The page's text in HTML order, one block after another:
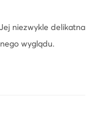
niezwykle delikatna
wyglądu.